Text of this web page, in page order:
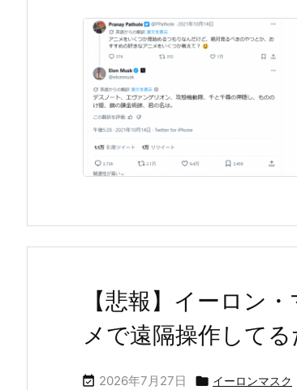
【悲報】イーロン
メで遠隔操作してる
 2026年7月27日  イーロンマスク